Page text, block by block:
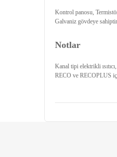
Kontrol panosu,
Galvaniz gövdeye
Notlar
Kanal tipi elektrikli
RECO ve RECOPLUS